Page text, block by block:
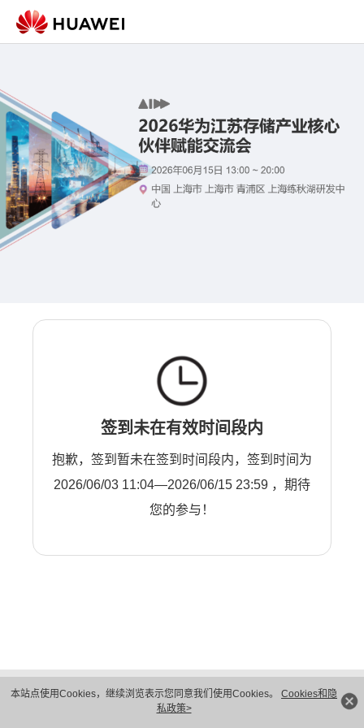
本站点使用Cookies，继续浏览表示您同意我们使用Cookies。 Cookies和隐
私政策>
签到未在有效时间段内
抱歉，签到暂未在签到时间段内，签到时间为
2026/06/03 11:04—2026/06/15 23:59 ，期待
您的参与！
隐私保护
法律声明